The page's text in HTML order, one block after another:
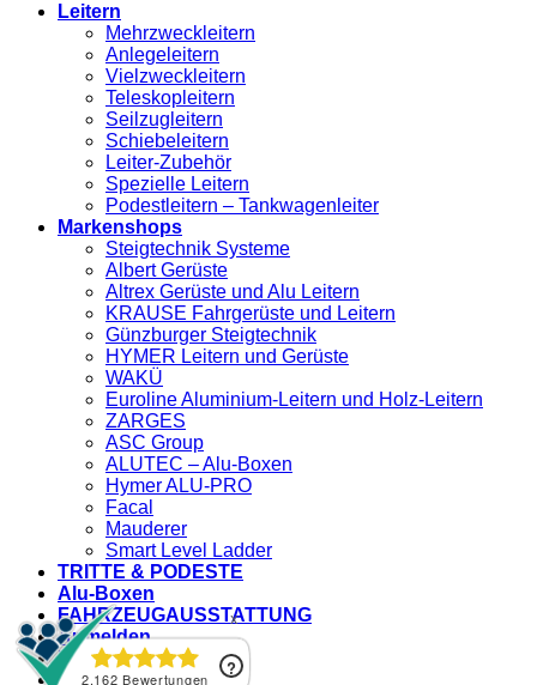
Leitern
Mehrzweckleitern
Anlegeleitern
Vielzweckleitern
Teleskopleitern
Seilzugleitern
Schiebeleitern
Leiter-Zubehör
Spezielle Leitern
Podestleitern – Tankwagenleiter
Markenshops
Steigtechnik Systeme
Albert Gerüste
Altrex Gerüste und Alu Leitern
KRAUSE Fahrgerüste und Leitern
Günzburger Steigtechnik
HYMER Leitern und Gerüste
WAKÜ
Euroline Aluminium-Leitern und Holz-Leitern
ZARGES
ASC Group
ALUTEC – Alu-Boxen
Hymer ALU-PRO
Facal
Mauderer
Smart Level Ladder
TRITTE & PODESTE
Alu-Boxen
FAHRZEUGAUSSTATTUNG
Anmelden
Newsletter